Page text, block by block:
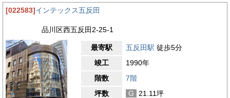
[022583]インテックス五反田
品川区西五反田2-25-1
最寄駅 五反田駅 徒歩5分
竣工
1990年
階数
7階
坪数
G
21.11坪